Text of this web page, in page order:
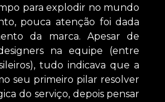
para explodir no mundo
pouca atenção foi dada
da marca. Apesar de
na equipe (entre
tudo indicava que a
seu primeiro pilar resolver
do serviço, depois pensar